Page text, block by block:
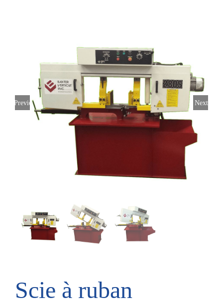
Previous Next
Scie à ruban